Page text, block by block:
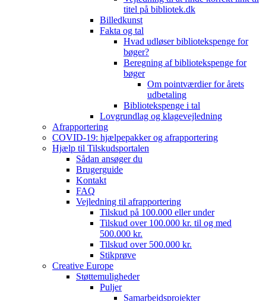
titel på bibliotek.dk
Billedkunst
Fakta og tal
Hvad udløser bibliotekspenge for
bøger?
Beregning af bibliotekspenge for
bøger
Om pointværdier for årets
udbetaling
Bibliotekspenge i tal
Lovgrundlag og klagevejledning
Afrapportering
COVID-19: hjælpepakker og afrapportering
Hjælp til Tilskudsportalen
Sådan ansøger du
Brugerguide
Kontakt
FAQ
Vejledning til afrapportering
Tilskud på 100.000 eller under
Tilskud over 100.000 kr. til og med
500.000 kr.
Tilskud over 500.000 kr.
Stikprøve
Creative Europe
Støttemuligheder
Puljer
Samarbejdsprojekter